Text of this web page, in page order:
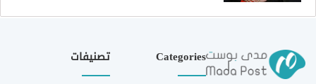
Categories تصنيفات